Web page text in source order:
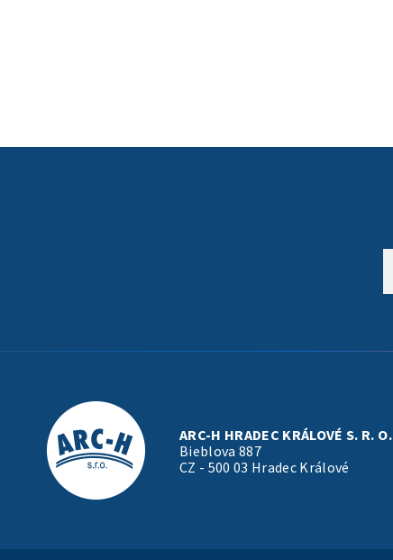
ARC-H HRADEC KRÁLOVÉ S. R. O.
Bieblova 887
CZ - 500 03 Hradec Králové